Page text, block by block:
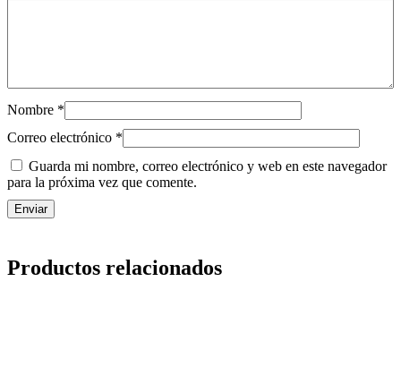
O
S
c
a
i
d
a
Nombre *
Correo electrónico *
Guarda mi nombre, correo electrónico y web en este navegador
para la próxima vez que comente.
Productos relacionados